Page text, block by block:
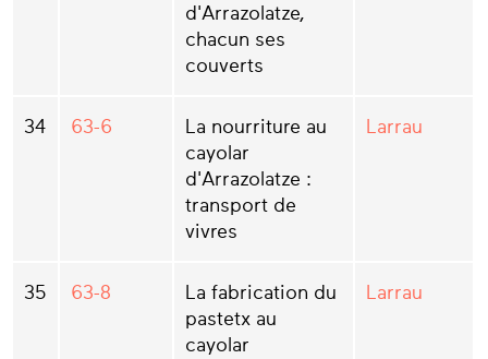
d'Arrazolatze,
chacun ses
couverts
34 63-6
La nourriture au
cayolar
d'Arrazolatze :
transport de
vivres
Larrau
35 63-8
La fabrication du
pastetx au
cayolar
Larrau